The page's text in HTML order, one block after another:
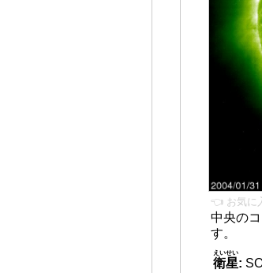
👈 お気に
中央の
す。
衛星
えいせい
: